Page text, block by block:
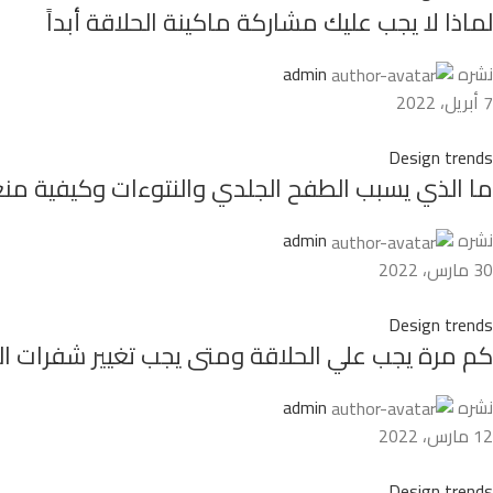
لماذا لا يجب عليك مشاركة ماكينة الحلاقة أبداً
نشره
admin
7 أبريل، 2022
Design trends
ما الذي يسبب الطفح الجلدي والنتوءات وكيفية
نشره
admin
30 مارس، 2022
Design trends
كم مرة يجب علي الحلاقة ومتى يجب تغيير شفرات
نشره
admin
12 مارس، 2022